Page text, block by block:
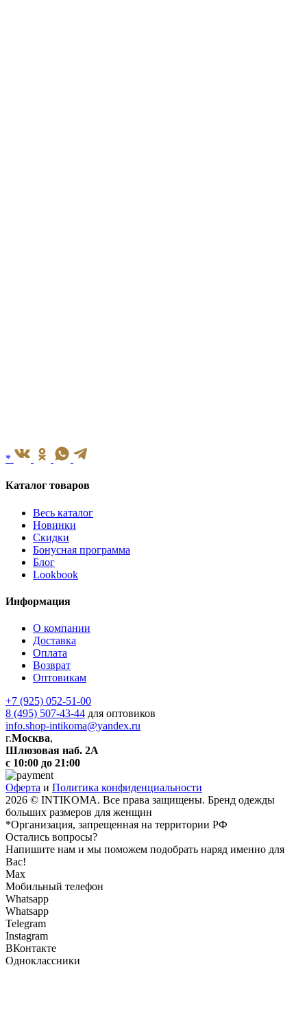
*
Каталог товаров
Весь каталог
Новинки
Скидки
Бонусная программа
Блог
Lookbook
Информация
О компании
Доставка
Оплата
Возврат
Оптовикам
+7 (925) 052-51-00
8 (495) 507-43-44 для оптовиков
info.shop-intikoma@yandex.ru
г.Москва,
Шлюзовая наб. 2А
с 10:00 до 21:00
Оферта и Политика конфиденциальности
2026 © INTIKOMA. Все права защищены. Бренд одежды
больших размеров для женщин
*Организация, запрещенная на территории РФ
Остались вопросы?
Напишите нам и мы поможем подобрать наряд именно для
Вас!
Max
Мобильный телефон
Whatsapp
Whatsapp
Telegram
Instagram
ВКонтакте
Одноклассники